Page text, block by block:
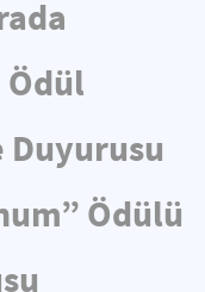
Ödül
Duyurusu
Ödülü